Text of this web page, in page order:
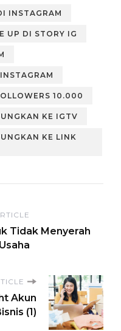
INSTAGRAM
UP DI STORY IG
10.000
KE IGTV
KE LINK
Tidak Menyerah
Akun
(1)